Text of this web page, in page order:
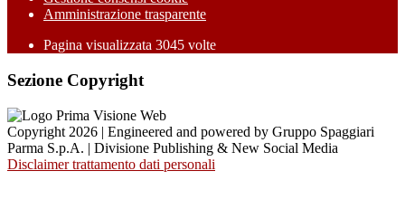
Amministrazione trasparente
Pagina visualizzata 3045 volte
Sezione Copyright
Copyright 2026 | Engineered and powered by Gruppo Spaggiari
Parma S.p.A. | Divisione Publishing & New Social Media
Disclaimer trattamento dati personali